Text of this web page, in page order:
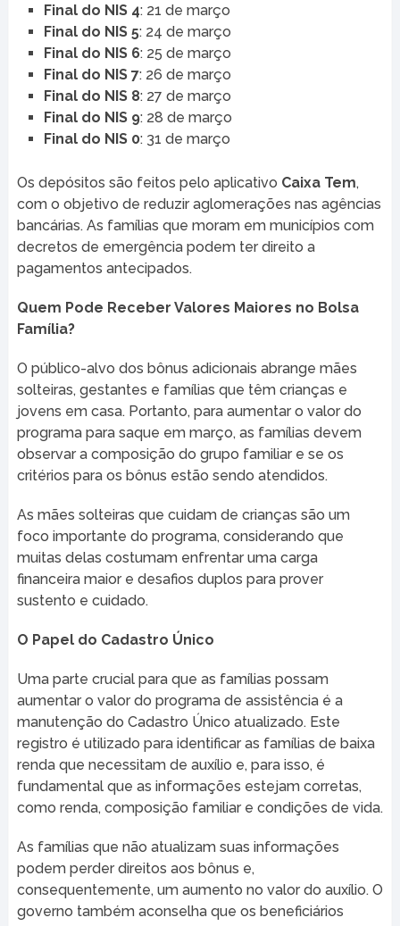
Final do NIS 4: 21 de março
Final do NIS 5: 24 de março
Final do NIS 6: 25 de março
Final do NIS 7: 26 de março
Final do NIS 8: 27 de março
Final do NIS 9: 28 de março
Final do NIS 0: 31 de março
Os depósitos são feitos pelo aplicativo Caixa Tem,
com o objetivo de reduzir aglomerações nas agências
bancárias. As famílias que moram em municípios com
decretos de emergência podem ter direito a
pagamentos antecipados.
Quem Pode Receber Valores Maiores no Bolsa
Família?
O público-alvo dos bônus adicionais abrange mães
solteiras, gestantes e famílias que têm crianças e
jovens em casa. Portanto, para aumentar o valor do
programa para saque em março, as famílias devem
observar a composição do grupo familiar e se os
critérios para os bônus estão sendo atendidos.
As mães solteiras que cuidam de crianças são um
foco importante do programa, considerando que
muitas delas costumam enfrentar uma carga
financeira maior e desafios duplos para prover
sustento e cuidado.
O Papel do Cadastro Único
Uma parte crucial para que as famílias possam
aumentar o valor do programa de assistência é a
manutenção do Cadastro Único atualizado. Este
registro é utilizado para identificar as famílias de baixa
renda que necessitam de auxílio e, para isso, é
fundamental que as informações estejam corretas,
como renda, composição familiar e condições de vida.
As famílias que não atualizam suas informações
podem perder direitos aos bônus e,
consequentemente, um aumento no valor do auxílio. O
governo também aconselha que os beneficiários